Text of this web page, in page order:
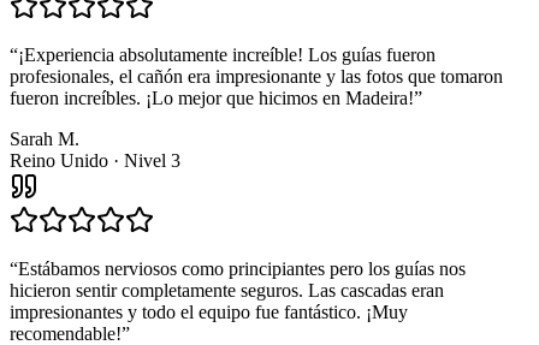
“¡Experiencia absolutamente increíble! Los guías fueron
profesionales, el cañón era impresionante y las fotos que tomaron
fueron increíbles. ¡Lo mejor que hicimos en Madeira!”
Sarah M.
Reino Unido · Nivel 3
“Estábamos nerviosos como principiantes pero los guías nos
hicieron sentir completamente seguros. Las cascadas eran
impresionantes y todo el equipo fue fantástico. ¡Muy
recomendable!”